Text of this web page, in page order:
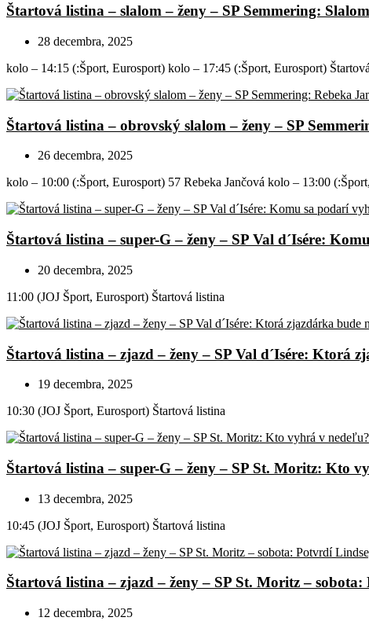
Štartová listina – slalom – ženy – SP Semmering:
28 decembra, 2025
kolo – 14:15 (:Šport, Eurosport) kolo – 17:45 (:Šport, Eurosport)
Štartová listina – obrovský slalom – ženy – SP
26 decembra, 2025
kolo – 10:00 (:Šport, Eurosport) 57 Rebeka Jančová kolo – 13:00
Štartová listina – super-G – ženy – SP Val d´Isére:
20 decembra, 2025
11:00 (JOJ Šport, Eurosport) Štartová listina
Štartová listina – zjazd – ženy – SP Val d´Isére: Ktorá
19 decembra, 2025
10:30 (JOJ Šport, Eurosport) Štartová listina
Štartová listina – super-G – ženy – SP St. Moritz: Kto
13 decembra, 2025
10:45 (JOJ Šport, Eurosport) Štartová listina
Štartová listina – zjazd – ženy – SP St. Moritz –
12 decembra, 2025